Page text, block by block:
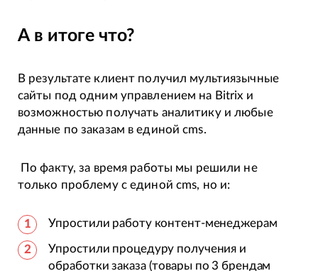
А в итоге что?
В результате клиент получил мультиязычные
сайты под одним управлением на Bitrix и
возможностью получать аналитику и любые
данные по заказам в единой cms.
По факту, за время работы мы решили не
только проблему с единой cms, но и:
Упростили работу контент-менеджерам
Упростили процедуру получения и
обработки заказа (товары по 3 брендам